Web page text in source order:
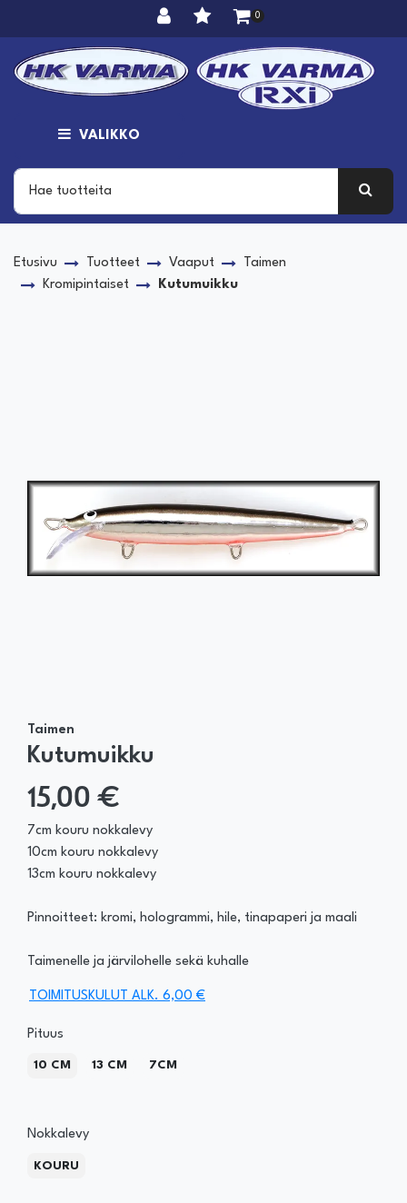
0
VALIKKO
Etusivu Tuotteet Vaaput
Taimen
Kromipintaiset
Kutumuikku
Taimen
Kutumuikku
15,00 €
7cm kouru nokkalevy
10cm kouru nokkalevy
13cm kouru nokkalevy
Pinnoitteet: kromi, hologrammi, hile, tinapaperi ja maali
Taimenelle ja järvilohelle sekä kuhalle
TOIMITUSKULUT ALK. 6,00 €
Pituus
10 CM 13 CM 7CM
Nokkalevy
KOURU